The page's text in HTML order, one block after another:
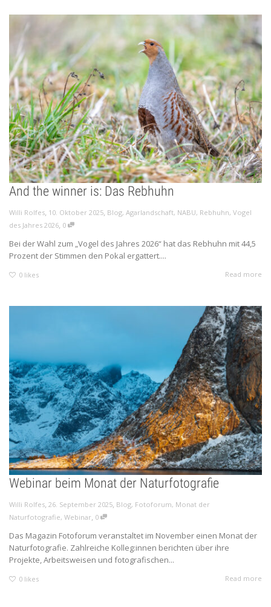
And the winner is: Das Rebhuhn
Willi Rolfes, 10. Oktober 2025, Blog, Agarlandschaft, NABU, Rebhuhn, Vogel
des Jahres 2026, 0
Bei der Wahl zum „Vogel des Jahres 2026“ hat das Rebhuhn mit 44,5
Prozent der Stimmen den Pokal ergattert....
0 likes Read more
Webinar beim Monat der Naturfotografie
Willi Rolfes, 26. September 2025, Blog, Fotoforum, Monat der
Naturfotografie, Webinar, 0
Das Magazin Fotoforum veranstaltet im November einen Monat der
Naturfotografie. Zahlreiche Kolleg:innen berichten über ihre
Projekte, Arbeitsweisen und fotografischen...
0 likes Read more